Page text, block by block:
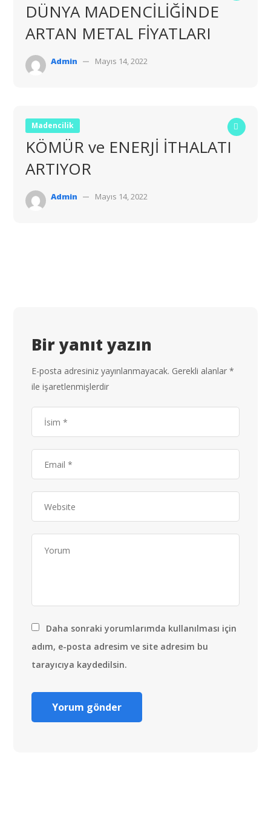
DÜNYA MADENCİLİĞİNDE
ARTAN METAL FİYATLARI
Admin Mayıs 14, 2022
Madencilik
KÖMÜR ve ENERJİ İTHALATI
ARTIYOR
Admin Mayıs 14, 2022
Bir yanıt yazın
E-posta adresiniz yayınlanmayacak. Gerekli alanlar*
ile işaretlenmişlerdir
Daha sonraki yorumlarımda kullanılması için
adım, e-posta adresim ve site adresim bu
tarayıcıya kaydedilsin.